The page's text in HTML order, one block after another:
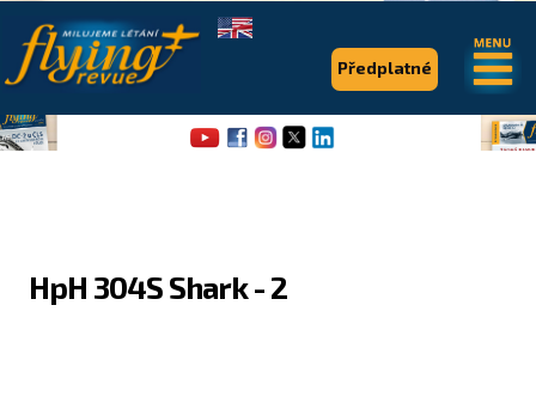
HpH 304S Shark - 2
Předplatné
.